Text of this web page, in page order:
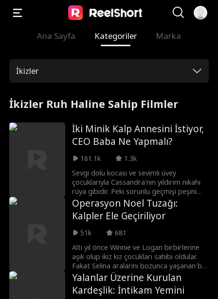
Ana Sayfa Kategoriler Marka
İkizler
İkizler Ruh Haline Sahip Filmler
İki Minik Kalp Annesini İstiyor,
CEO Baba Ne Yapmalı?
161.1k
1.3k
Sevgi dolu kocası ve sevimli üvey
çocuklarıyla Cassandra'nın yıldırım nikahı
rüya gibidir. Peki sorunlu geçmişi peşini
bırakacak mıdır? Ve bu çocuklar ona
neden bu kadar tanıdık gelmektedir?
Operasyon Noel Tuzağı:
Kalpler Ele Geçiriliyor
51k
681
Altı yıl önce Winnie ve Logan birbirlerine
aşık olup ikiz kız çocukları sahibi oldular.
Fakat Selina aralarını bozunca yaşanan bir
yanlış anlaşılma çiftin yollarını ayırdı. Altı yıl
sonra ikizlerin yer değiştirmesiyle tüm
gerçekler gün yüzüne çıkıyor.
Yalanlar Üzerine Kurulan
Kardeşlik: İntikam Yemini